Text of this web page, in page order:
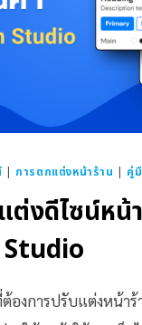
| การตกแต่งหน้าร้าน | คู่
งดีไซน์หน้
องการปรับแต่งหน้าร้